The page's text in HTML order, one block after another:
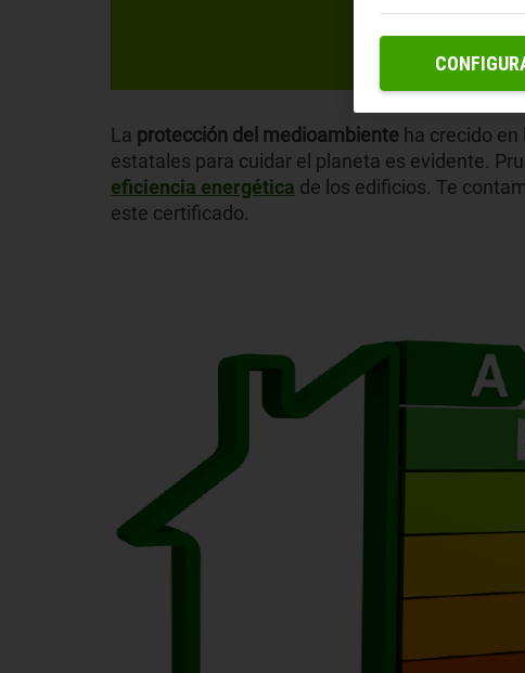
La protección del medioambiente ha crecido
estatales para cuidar el planeta es evidente.
eficiencia energética de los edificios. Te
este certificado.